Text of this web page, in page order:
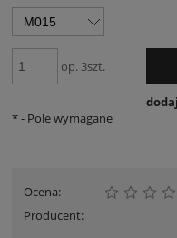
op. 3szt.
*- Pole wymagane
Ocena:
Producent: